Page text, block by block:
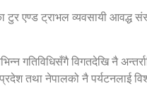
एण्ड ट्राभल व्यवसायी आवद्ध
गतिविधिसँगै विगतदेखि नै
नेपालको नै पर्यटनलाई